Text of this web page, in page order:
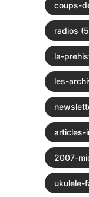
coups-
radios
la-
les-
articles-
2007-
ukulele-